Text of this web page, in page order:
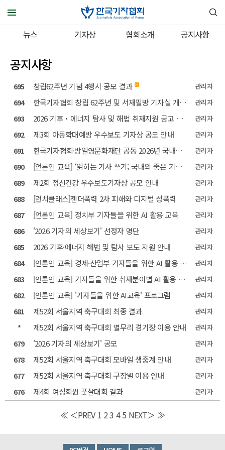
뉴스 기자상 협회소개 공지사항
공지사항
695 창립62주년 기념 4행시 공모 결과 관리자
694 한국기자협회 창립 62주년 및 서재필방 기자실 개관 기념 4행시 공모 관리자
693 2026 기후‧에너지 탐사 및 해법 취재지원 공고 결과 관리자
692 제3회 아동학대예방 우수보도 기자상 공모 안내 관리자
691 한국기자협회·방일영문화재단 공동 2026년 국내연수 지원 안내 관리자
690 [언론인 교육] ‘읽히는 기사 쓰기; 국내외 좋은 기사에서 배운다’ 강의 참석 안내 관리자
689 제2회 정신건강 우수보도기자상 공모 안내 관리자
688 [런치클래스]젠더폭력 2차 피해와 디지털 성폭력 관리자
687 [언론인 교육] 정치부 기자들을 위한 AI 활용 교육 관리자
686 '2026 기자의 세상보기' 선정자 명단 관리자
685 2026 기후·에너지 해법 및 탐사 보도 지원 안내 관리자
684 [언론인 교육] 경제·산업부 기자들을 위한 AI 활용 교육 관리자
683 [언론인 교육] 기자들을 위한 취재분야별 AI 활용 교육 관리자
682 [언론인 교육] '기자들을 위한 AI교육' 프로그램 관리자
681 제52회 서울지역 축구대회 최종 결과 관리자
* 제52회 서울지역 축구대회 별무리 경기장 이용 안내 관리자
679 '2026 기자의 세상보기' 공모 관리자
678 제52회 서울지역 축구대회 모바일 생중계 안내 관리자
677 제52회 서울지역 축구대회 구장별 이용 안내 관리자
676 제4회 여성회원 풋살대회 결과 관리자
≪ ＜PREV 1 23 4 5 NEXT＞ ≫